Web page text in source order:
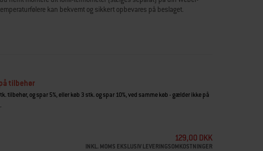
kan bekvemt og sikkert opbevares på beslaget.
tilbehør
tilbehør, og spar 5%, eller køb 3 stk. og spar 10%, ved samme køb - gælder ikke på
129,00 DKK
INKL. MOMS EKSLUSIV LEVERINGSOMKOSTNINGER